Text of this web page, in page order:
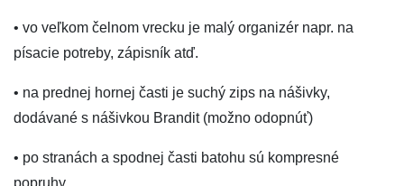
• vo veľkom čelnom vrecku je malý organizér napr. na
písacie potreby, zápisník atď.
• na prednej hornej časti je suchý zips na nášivky,
dodávané s nášivkou Brandit (možno odopnúť)
• po stranách a spodnej časti batohu sú kompresné
popruhy